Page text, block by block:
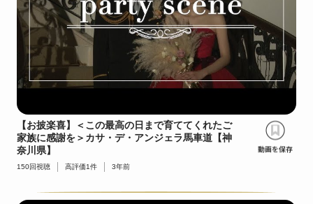
【お披楽喜】＜この最高の日まで育ててくれたご
家族に感謝を＞カサ・デ・アンジェラ馬車道【神
奈川県】
150回視聴 高評価1件 3年前